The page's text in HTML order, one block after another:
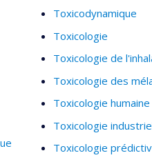
Toxicodynamique
Toxicologie
Toxicologie de
Toxicologie des
Toxicologie humaine
Toxicologie
Toxicologie